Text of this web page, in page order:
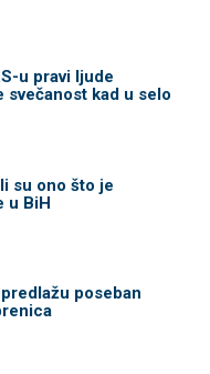
u pravi ljude
svečanost kad u selo
su ono što je
u BiH
poseban